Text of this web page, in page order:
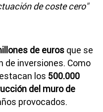
de coste cero"
de euros que se
de inversiones. Como
los 500.000
del muro de
provocados.